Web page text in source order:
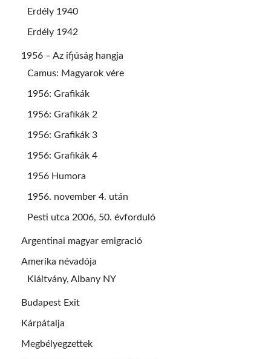
Erdély 1940
Erdély 1942
1956 – Az ifjúság hangja
Camus: Magyarok vére
1956: Grafikák
1956: Grafikák 2
1956: Grafikák 3
1956: Grafikák 4
1956 Humora
1956. november 4. után
Pesti utca 2006, 50. évforduló
Argentinai magyar emigració
Amerika névadója
Kiáltvány, Albany NY
Budapest Exit
Kárpátalja
Megbélyegzettek